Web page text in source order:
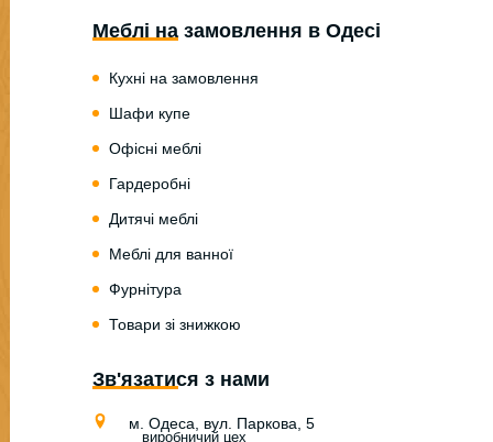
Меблі на замовлення в Одесі
Кухні на замовлення
Шафи купе
Офісні меблі
Гардеробні
Дитячі меблі
Меблі для ванної
Фурнітура
Товари зі знижкою
Зв'язатися з нами
м. Одеса, вул. Паркова, 5
виробничий цех